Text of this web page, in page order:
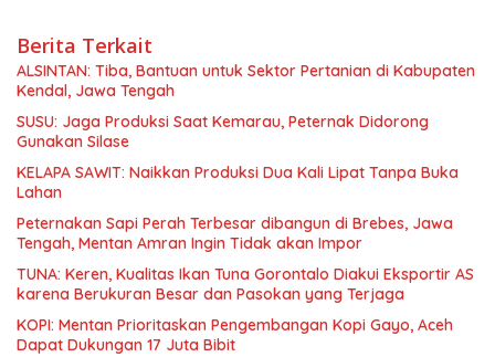
Berita Terkait
ALSINTAN: Tiba, Bantuan untuk Sektor Pertanian di Kabupaten
Kendal, Jawa Tengah
SUSU: Jaga Produksi Saat Kemarau, Peternak Didorong
Gunakan Silase
KELAPA SAWIT: Naikkan Produksi Dua Kali Lipat Tanpa Buka
Lahan
Peternakan Sapi Perah Terbesar dibangun di Brebes, Jawa
Tengah, Mentan Amran Ingin Tidak akan Impor
TUNA: Keren, Kualitas Ikan Tuna Gorontalo Diakui Eksportir AS
karena Berukuran Besar dan Pasokan yang Terjaga
KOPI: Mentan Prioritaskan Pengembangan Kopi Gayo, Aceh
Dapat Dukungan 17 Juta Bibit